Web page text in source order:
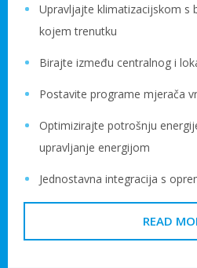
Upravljajte klimatizacijskom s
kojem trenutku
Birajte između centralnog i
Postavite programe mjerača
Optimizirajte potrošnju
upravljanje energijom
Jednostavna integracija s
READ